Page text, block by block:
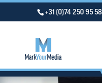
+31 (0)74 250 95 58